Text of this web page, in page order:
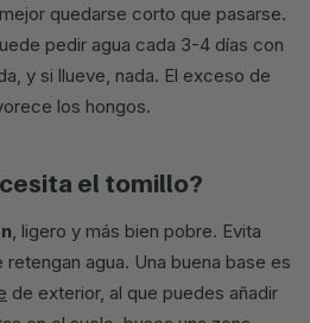
quedarse corto que pasarse.
pedir agua cada 3-4 días con
y si llueve, nada. El exceso de
los hongos.
el tomillo?
, ligero y más bien pobre. Evita
agua. Una buena base es
de exterior, al que puedes añadir